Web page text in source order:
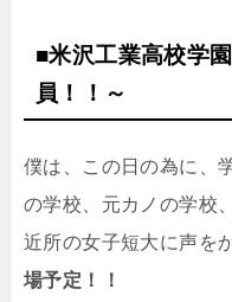
■米沢工業高校学
員！！～
僕は、この日の為に、
の学校、元カノの学校、
近所の女子短大に声を
場予定！！